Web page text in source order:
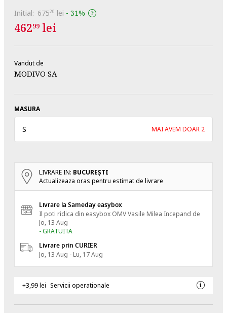
Initial: 67520 lei - 31%
46299 lei
Vandut de
MODIVO SA
MASURA
S MAI AVEM DOAR 2
LIVRARE IN: BUCUREŞTI
Actualizeaza oras pentru estimat de livrare
Livrare la Sameday easybox
Il poti ridica din easybox OMV Vasile Milea Incepand de
Jo, 13 Aug
- GRATUITA
Livrare prin CURIER
Jo, 13 Aug - Lu, 17 Aug
+3,99 lei Servicii operationale